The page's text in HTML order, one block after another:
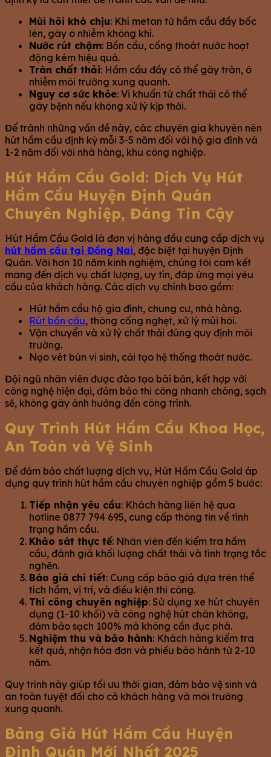
Mùi hôi khó chịu: Khí metan từ hầm cầu đầy bốc
lên, gây ô nhiễm không khí.
Nước rút chậm: Bồn cầu, cống thoát nước hoạt
động kém hiệu quả.
Tràn chất thải: Hầm cầu đầy có thể gây tràn, ô
nhiễm môi trường xung quanh.
Nguy cơ sức khỏe: Vi khuẩn từ chất thải có thể
gây bệnh nếu không xử lý kịp thời.
Để tránh những vấn đề này, các chuyên gia khuyên nên
hút hầm cầu định kỳ mỗi 3-5 năm đối với hộ gia đình và
1-2 năm đối với nhà hàng, khu công nghiệp.
Hút Hầm Cầu Gold: Dịch Vụ Hút
Hầm Cầu Huyện Định Quán
Chuyên Nghiệp, Đáng Tin Cậy
Hút Hầm Cầu Gold là đơn vị hàng đầu cung cấp dịch vụ
hút hầm cầu tại Đồng Nai, đặc biệt tại huyện Định
Quán. Với hơn 10 năm kinh nghiệm, chúng tôi cam kết
mang đến dịch vụ chất lượng, uy tín, đáp ứng mọi yêu
cầu của khách hàng. Các dịch vụ chính bao gồm:
Hút hầm cầu hộ gia đình, chung cư, nhà hàng.
Rút bồn cầu, thông cống nghẹt, xử lý mùi hôi.
Vận chuyển và xử lý chất thải đúng quy định môi
trường.
Nạo vét bùn vi sinh, cải tạo hệ thống thoát nước.
Đội ngũ nhân viên được đào tạo bài bản, kết hợp với
công nghệ hiện đại, đảm bảo thi công nhanh chóng, sạch
sẽ, không gây ảnh hưởng đến công trình.
Quy Trình Hút Hầm Cầu Khoa Học,
An Toàn và Vệ Sinh
Để đảm bảo chất lượng dịch vụ, Hút Hầm Cầu Gold áp
dụng quy trình hút hầm cầu chuyên nghiệp gồm 5 bước:
Tiếp nhận yêu cầu: Khách hàng liên hệ qua
hotline 0877 794 695, cung cấp thông tin về tình
trạng hầm cầu.
Khảo sát thực tế: Nhân viên đến kiểm tra hầm
cầu, đánh giá khối lượng chất thải và tình trạng tắc
nghẽn.
Báo giá chi tiết: Cung cấp báo giá dựa trên thể
tích hầm, vị trí, và điều kiện thi công.
Thi công chuyên nghiệp: Sử dụng xe hút chuyên
dụng (1-10 khối) và công nghệ hút chân không,
đảm bảo sạch 100% mà không cần đục phá.
Nghiệm thu và bảo hành: Khách hàng kiểm tra
kết quả, nhận hóa đơn và phiếu bảo hành từ 2-10
năm.
Quy trình này giúp tối ưu thời gian, đảm bảo vệ sinh và
an toàn tuyệt đối cho cả khách hàng và môi trường
xung quanh.
Bảng Giá Hút Hầm Cầu Huyện
Định Quán Mới Nhất 2025